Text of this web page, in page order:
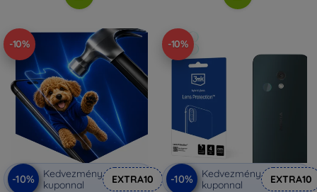
-10%
-10%
Kedvezmény
kuponnal
EXTRA10
-10%
-10%
Kedvezmény
kuponnal
EXTRA10